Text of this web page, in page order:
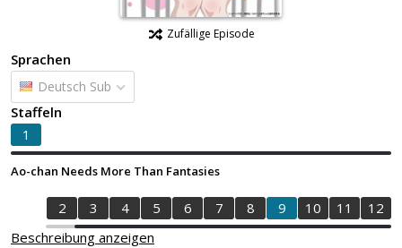
Zufällige Episode
Sprachen
Deutsch Sub
Staffeln
1
Ao-chan Needs More Than Fantasies
2 3 4 5 6 7 8 9 10 11
12
Beschreibung anzeigen